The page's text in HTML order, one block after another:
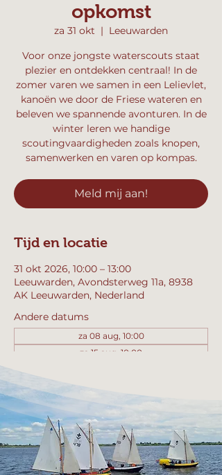
opkomst
za 31 okt
  |
Leeuwarden
Voor onze jongste waterscouts staat
plezier en ontdekken centraal! In de
zomer varen we samen in een Lelievlet,
kanoën we door de Friese wateren en
beleven we spannende avonturen. In de
winter leren we handige
scoutingvaardigheden zoals knopen,
samenwerken en varen op kompas.
Meld mij aan!
Tijd en locatie
31 okt 2026, 10:00 – 13:00
Leeuwarden, Avondsterweg 11a, 8938
AK Leeuwarden, Nederland
Andere datums
za 08 aug, 10:00
za 15 aug, 10:00
Bekijk alle 358 datums
Meld mij aan!